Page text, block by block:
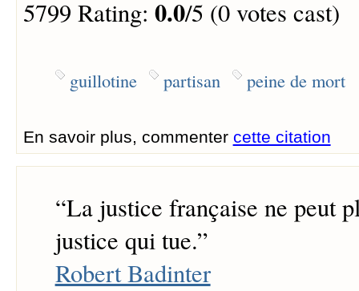
5799 Rating: 0.0/5 (0 votes cast)
guillotine partisan peine de mort
En savoir plus, commenter cette citation
“La justice française ne peut
justice qui tue.”
Robert Badinter